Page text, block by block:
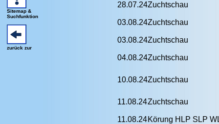
Sitemap &
Suchfunktion
zurück zur
28.07.24Zuchtschau
03.08.24Zuchtschau
03.08.24Zuchtschau
04.08.24Zuchtschau
10.08.24Zuchtschau
11.08.24Zuchtschau
11.08.24Körung HLP SLP